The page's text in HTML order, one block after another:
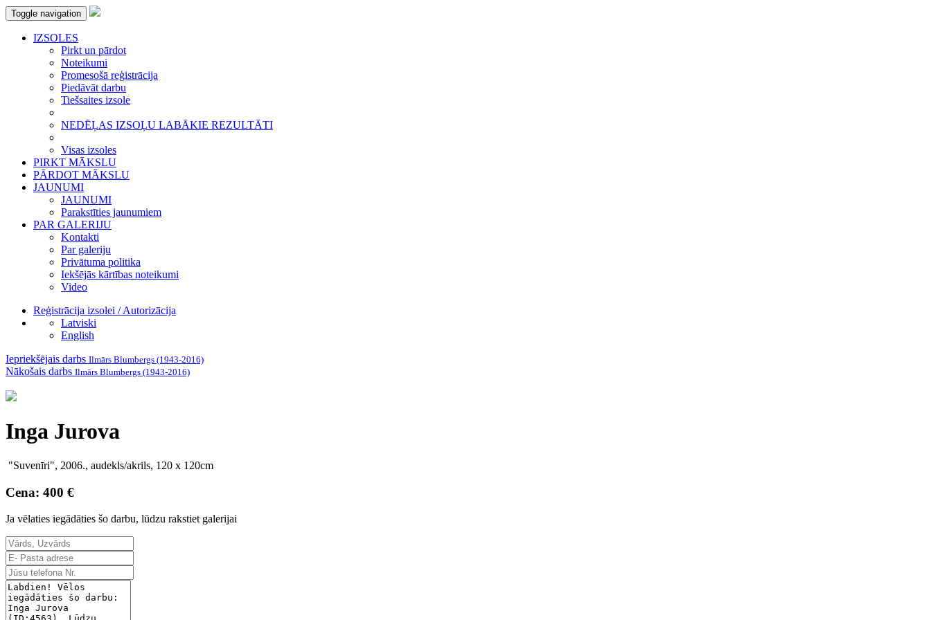
Toggle navigation
IZSOLES
Pirkt un pārdot
Noteikumi
Promesošā reģistrācija
Piedāvāt darbu
Tiešsaites izsole
NEDĒĻAS IZSOĻU LABĀKIE REZULTĀTI
Visas izsoles
PIRKT MĀKSLU
PĀRDOT MĀKSLU
JAUNUMI
JAUNUMI
Parakstīties jaunumiem
PAR GALERIJU
Kontakti
Par galeriju
Privātuma politika
Iekšējās kārtības noteikumi
Video
Reģistrācija izsolei / Autorizācija
Latviski
English
Iepriekšējais darbs Ilmārs Blumbergs (1943-2016)
Nākošais darbs Ilmārs Blumbergs (1943-2016)
Inga Jurova
"Suvenīri", 2006., audekls/akrils, 120 x 120cm
Cena: 400 €
Ja vēlaties iegādāties šo darbu, lūdzu rakstiet galerijai